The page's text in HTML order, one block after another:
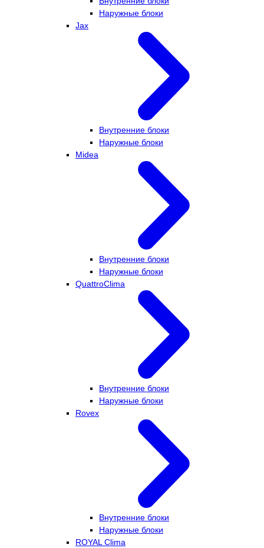
Наружные блоки
Jax
Внутренние блоки
Наружные блоки
Midea
Внутренние блоки
Наружные блоки
QuattroClima
Внутренние блоки
Наружные блоки
Rovex
Внутренние блоки
Наружные блоки
ROYAL Clima